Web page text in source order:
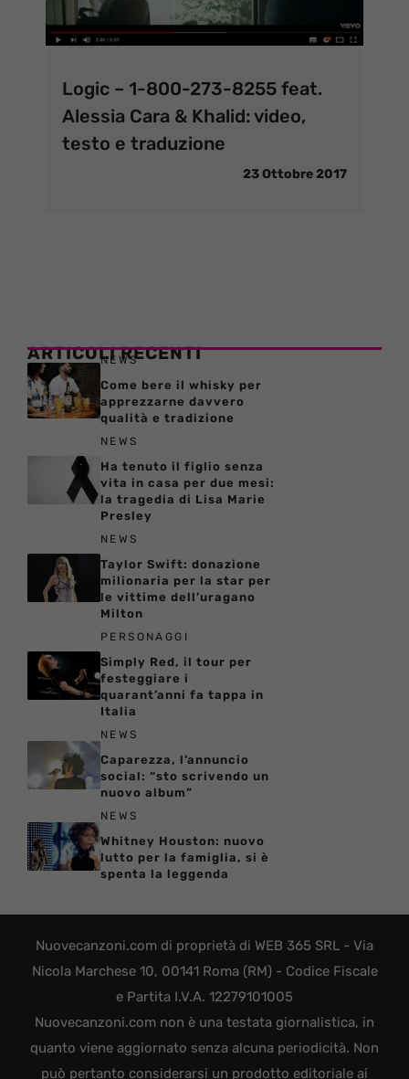
Logic – 1-800-273-8255 feat.
Alessia Cara & Khalid: video,
testo e traduzione
23 Ottobre 2017
ARTICOLI RECENTI
NEWS
Come bere il whisky per
apprezzarne davvero
qualità e tradizione
NEWS
Ha tenuto il figlio senza
vita in casa per due mesi:
la tragedia di Lisa Marie
Presley
NEWS
Taylor Swift: donazione
milionaria per la star per
le vittime dell’uragano
Milton
PERSONAGGI
Simply Red, il tour per
festeggiare i
quarant’anni fa tappa in
Italia
NEWS
Caparezza, l’annuncio
social: “sto scrivendo un
nuovo album”
NEWS
Whitney Houston: nuovo
lutto per la famiglia, si è
spenta la leggenda
Nuovecanzoni.com di proprietà di WEB 365 SRL - Via
Nicola Marchese 10, 00141 Roma (RM) - Codice Fiscale
e Partita I.V.A. 12279101005
Nuovecanzoni.com non è una testata giornalistica, in
quanto viene aggiornato senza alcuna periodicità. Non
può pertanto considerarsi un prodotto editoriale ai